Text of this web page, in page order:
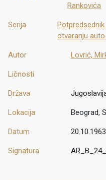
Rankovića
Serija
otvaranju
Autor Lovrić,
Ličnosti
Država
Lokacija Beograd,
Datum
Signatura